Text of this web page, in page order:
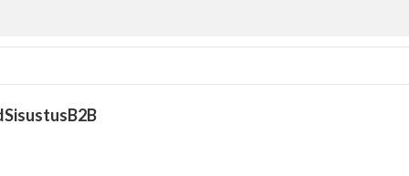
SisustusB2B